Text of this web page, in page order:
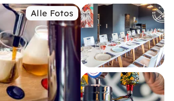
Alle Fotos